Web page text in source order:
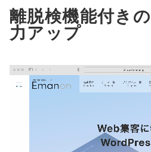
離脱検機能付き
力アップ